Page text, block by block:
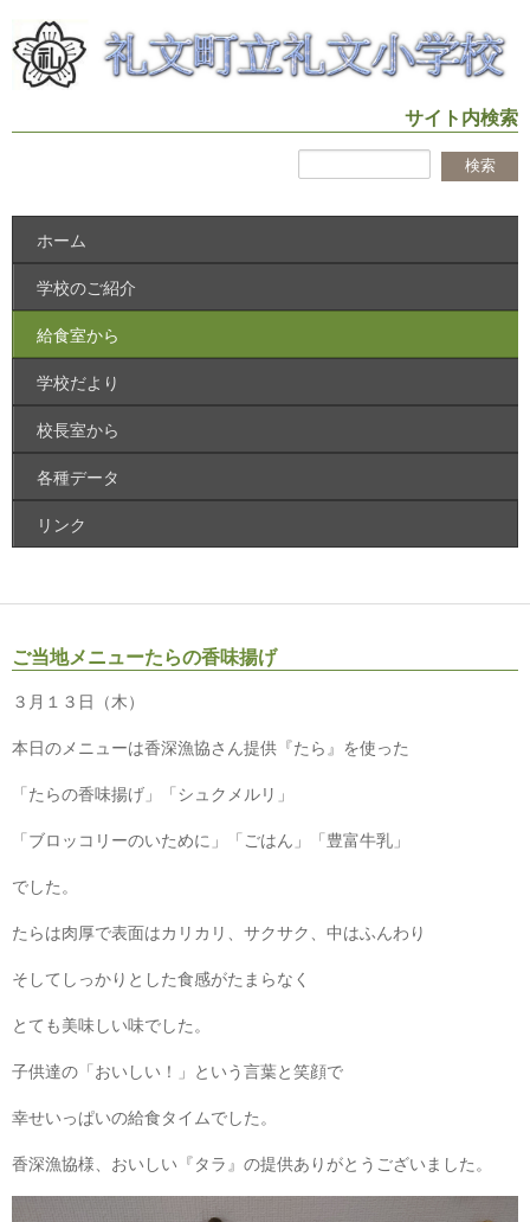
サイト内検索
ホーム
学校のご紹介
給食室から
学校だより
校長室から
各種データ
リンク
ご当地メニューたらの香味揚げ
３月１３日（木）
本日のメニューは香深漁協さん提供『たら』を使った
「たらの香味揚げ」「シュクメルリ」
「ブロッコリーのいために」「ごはん」「豊富牛乳」
でした。
たらは肉厚で表面はカリカリ、サクサク、中はふんわり
そしてしっかりとした食感がたまらなく
とても美味しい味でした。
子供達の「おいしい！」という言葉と笑顔で
幸せいっぱいの給食タイムでした。
香深漁協様、おいしい『タラ』の提供ありがとうございました。